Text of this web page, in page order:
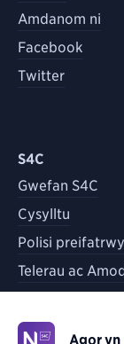
Amdanom ni
Facebook
Twitter
S4C
Gwefan S4C
Cysylltu
Polisi
Telerau ac
Agor yn